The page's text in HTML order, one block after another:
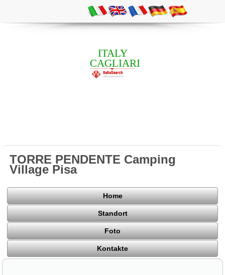
ITALY
CAGLIARI
TORRE PENDENTE Camping
Village Pisa
Home
Standort
Foto
Kontakte